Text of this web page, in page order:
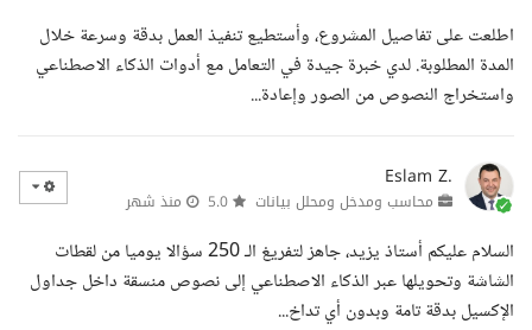
اطلعت على تفاصيل المشروع، وأستطيع تنفيذ العمل بدقة وسرعة خلال
المدة المطلوبة. لدي خبرة جيدة في التعامل مع أدوات الذكاء الاصطناعي
واستخراج النصوص من الصور وإعادة...
Eslam Z.
محاسب ومدخل ومحلل بيانات منذ شهر
السلام عليكم أستاذ يزيد، جاهز لتفريغ الـ 250 سؤالا يوميا من لقطات
الشاشة وتحويلها عبر الذكاء الاصطناعي إلى نصوص منسقة داخل جداول
الإكسيل بدقة تامة وبدون أي تداخ...